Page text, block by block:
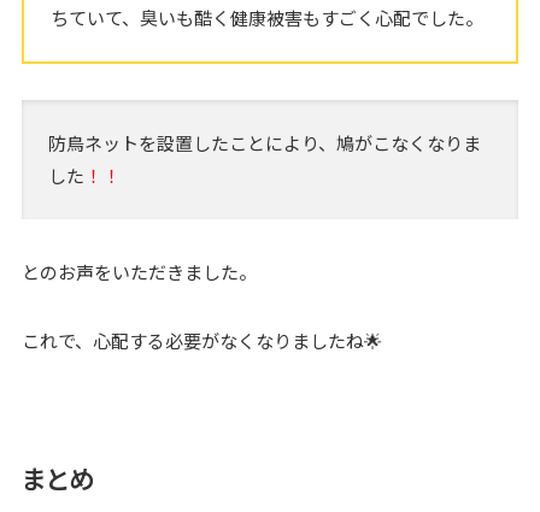
ちていて、臭いも酷く健康被害もすごく心配でした。
防鳥ネットを設置したことにより、鳩がこなくなりま
した ！！
とのお声をいただきました。
これで、心配する必要がなくなりましたね🌟
まとめ